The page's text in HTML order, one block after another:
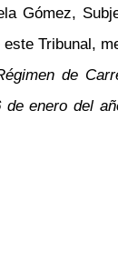
Gómez,
Tribunal,
de
enero del